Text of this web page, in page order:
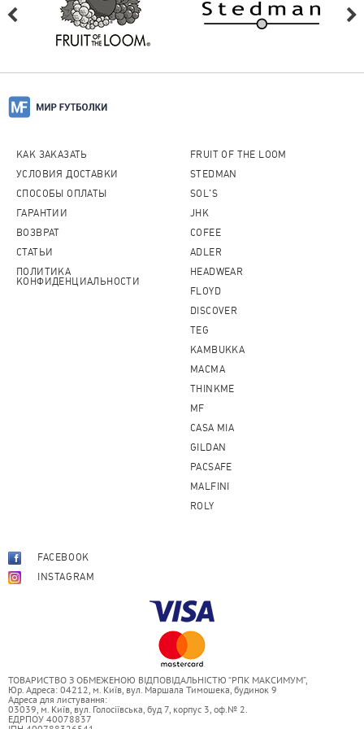
КАК ЗАКАЗАТЬ
УСЛОВИЯ ДОСТАВКИ
СПОСОБЫ ОПЛАТЫ
ГАРАНТИИ
ВОЗВРАТ
СТАТЬИ
ПОЛИТИКА
КОНФИДЕНЦИАЛЬНОСТИ
FRUIT OF THE LOOM
STEDMAN
SOL'S
JHK
COFEE
ADLER
HEADWEAR
FLOYD
DISCOVER
TEG
KAMBUKKA
MACMA
THINKME
MF
CASA MIA
GILDAN
PACSAFE
MALFINI
ROLY
FACEBOOK
INSTAGRAM
ТОВАРИСТВО З ОБМЕЖЕНОЮ ВІДПОВІДАЛЬНІСТЮ “РПК МАКСИМУМ”,
Юр. Адреса: 04212, м. Київ, вул. Маршала Тимошека, будинок 9
Адреса для листування:
03039, м. Київ, вул. Голосіївська, буд 7, корпус 3, оф.№ 2.
ЕДРПОУ 40078837